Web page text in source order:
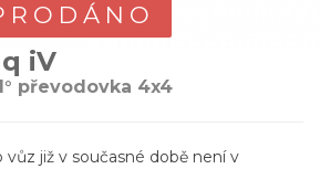
iV
převodovka 4x4
již v současné době není v